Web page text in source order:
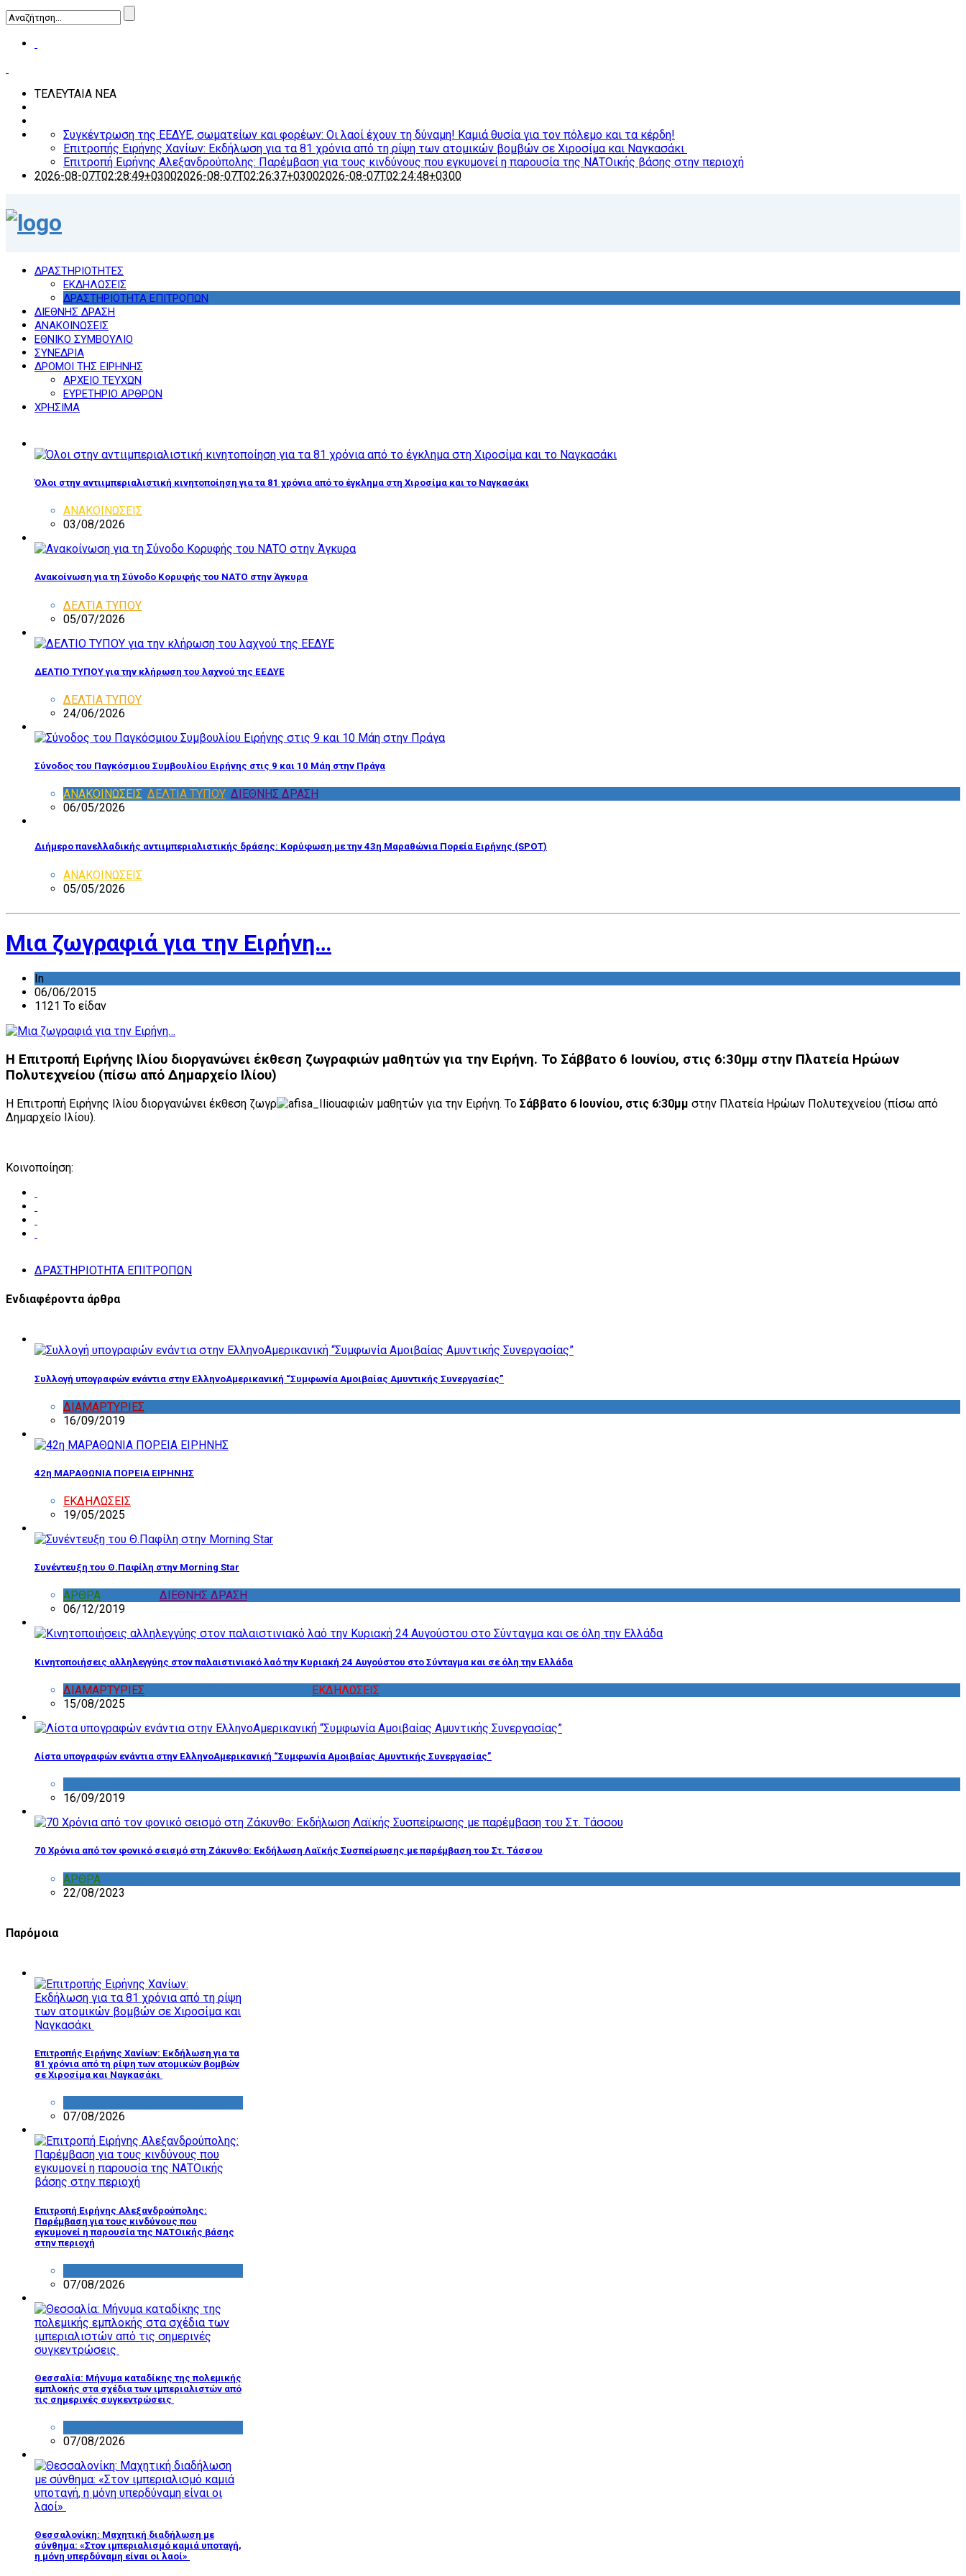
ΤΕΛΕΥΤΑΙΑ ΝΕΑ
Συγκέντρωση της ΕΕΔΥΕ, σωματείων και φορέων: Οι λαοί έχουν τη δύναμη! Καμιά θυσία για τον πόλεμο και τα κέρδη!
Επιτροπής Ειρήνης Χανίων: Εκδήλωση για τα 81 χρόνια από τη ρίψη των ατομικών βομβών σε Χιροσίμα και Ναγκασάκι
Επιτροπή Ειρήνης Αλεξανδρούπολης: Παρέμβαση για τους κινδύνους που εγκυμονεί η παρουσία της ΝΑΤΟικής βάσης στην περιοχή
2026-08-07T02:28:49+03002026-08-07T02:26:37+03002026-08-07T02:24:48+0300
ΔΡΑΣΤΗΡΙΟΤΗΤΕΣ
ΕΚΔΗΛΩΣΕΙΣ
ΔΡΑΣΤΗΡΙΟΤΗΤΑ ΕΠΙΤΡΟΠΩΝ
ΔΙΕΘΝΗΣ ΔΡΑΣΗ
ΑΝΑΚΟΙΝΩΣΕΙΣ
ΕΘΝΙΚΟ ΣΥΜΒΟΥΛΙΟ
ΣΥΝΕΔΡΙΑ
ΔΡΟΜΟΙ ΤΗΣ ΕΙΡΗΝΗΣ
ΑΡΧΕΙΟ ΤΕΥΧΩΝ
ΕΥΡΕΤΗΡΙΟ ΑΡΘΡΩΝ
ΧΡΗΣΙΜΑ
Όλοι στην αντιιμπεριαλιστική κινητοποίηση για τα 81 χρόνια από το έγκλημα στη Χιροσίμα και το Ναγκασάκι
ΑΝΑΚΟΙΝΩΣΕΙΣ
03/08/2026
Ανακοίνωση για τη Σύνοδο Κορυφής του ΝΑΤΟ στην Άγκυρα
ΔΕΛΤΙΑ ΤΥΠΟΥ
05/07/2026
ΔΕΛΤΙΟ ΤΥΠΟΥ για την κλήρωση του λαχνού της ΕΕΔΥΕ
ΔΕΛΤΙΑ ΤΥΠΟΥ
24/06/2026
Σύνοδος του Παγκόσμιου Συμβουλίου Ειρήνης στις 9 και 10 Μάη στην Πράγα
ΑΝΑΚΟΙΝΩΣΕΙΣ ΔΕΛΤΙΑ ΤΥΠΟΥ ΔΙΕΘΝΗΣ ΔΡΑΣΗ
06/05/2026
Διήμερο πανελλαδικής αντιιμπεριαλιστικής δράσης: Κορύφωση με την 43η Μαραθώνια Πορεία Ειρήνης (SPOT)
ΑΝΑΚΟΙΝΩΣΕΙΣ
05/05/2026
Μια ζωγραφιά για την Ειρήνη…
In
06/06/2015
1121 Το είδαν
Η Επιτροπή Ειρήνης Ιλίου διοργανώνει έκθεση ζωγραφιών μαθητών για την Ειρήνη. Το Σάββατο 6 Ιουνίου, στις 6:30μμ στην Πλατεία Ηρώων
Πολυτεχνείου (πίσω από Δημαρχείο Ιλίου)
Η Επιτροπή Ειρήνης Ιλίου διοργανώνει έκθεση ζωγρ αφιών μαθητών για την Ειρήνη. Το Σάββατο 6 Ιουνίου, στις 6:30μμ στην Πλατεία Ηρώων Πολυτεχνείου (πίσω από
Δημαρχείο Ιλίου).
Κοινοποίηση:
ΔΡΑΣΤΗΡΙΟΤΗΤΑ ΕΠΙΤΡΟΠΩΝ
Ενδιαφέροντα άρθρα
Συλλογή υπογραφών ενάντια στην ΕλληνοΑμερικανική “Συμφωνία Αμοιβαίας Αμυντικής Συνεργασίας”
ΔΙΑΜΑΡΤΥΡΙΕΣ
16/09/2019
42η ΜΑΡΑΘΩΝΙΑ ΠΟΡΕΙΑ ΕΙΡΗΝΗΣ
ΕΚΔΗΛΩΣΕΙΣ
19/05/2025
Συνέντευξη του Θ.Παφίλη στην Morning Star
ΑΡΘΡΑ
ΔΙΕΘΝΗΣ ΔΡΑΣΗ
06/12/2019
Κινητοποιήσεις αλληλεγγύης στον παλαιστινιακό λαό την Κυριακή 24 Αυγούστου στο Σύνταγμα και σε όλη την Ελλάδα
ΔΙΑΜΑΡΤΥΡΙΕΣ
ΕΚΔΗΛΩΣΕΙΣ
15/08/2025
Λίστα υπογραφών ενάντια στην ΕλληνοΑμερικανική “Συμφωνία Αμοιβαίας Αμυντικής Συνεργασίας”
16/09/2019
70 Χρόνια από τον φονικό σεισμό στη Ζάκυνθο: Εκδήλωση Λαϊκής Συσπείρωσης με παρέμβαση του Στ. Τάσσου
ΑΡΘΡΑ
22/08/2023
Παρόμοια
Επιτροπής Ειρήνης Χανίων: Εκδήλωση για τα
81 χρόνια από τη ρίψη των ατομικών βομβών
σε Χιροσίμα και Ναγκασάκι
07/08/2026
Επιτροπή Ειρήνης Αλεξανδρούπολης:
Παρέμβαση για τους κινδύνους που
εγκυμονεί η παρουσία της ΝΑΤΟικής βάσης
στην περιοχή
07/08/2026
Θεσσαλία: Μήνυμα καταδίκης της πολεμικής
εμπλοκής στα σχέδια των ιμπεριαλιστών από
τις σημερινές συγκεντρώσεις
07/08/2026
Θεσσαλονίκη: Μαχητική διαδήλωση με
σύνθημα: «Στον ιμπεριαλισμό καμιά υποταγή,
η μόνη υπερδύναμη είναι οι λαοί»